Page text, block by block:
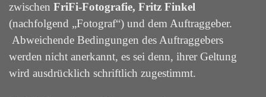
zwischen FriFi-Fotografie, Fritz Finkel
(nachfolgend „Fotograf“) und dem Auftraggeber.
Abweichende Bedingungen des Auftraggebers
werden nicht anerkannt, es sei denn, ihrer Geltung
wird ausdrücklich schriftlich zugestimmt.